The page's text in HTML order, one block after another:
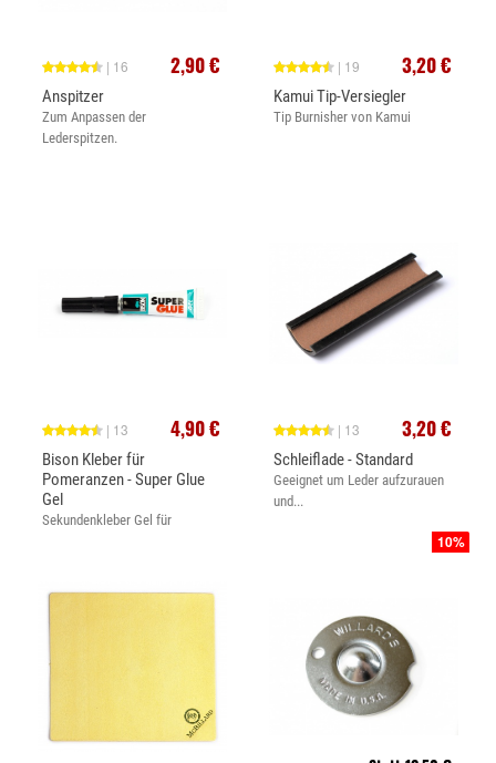
2,90 €
| 16
Anspitzer
Zum Anpassen der
Lederspitzen.
3,20 €
| 19
Kamui Tip-Versiegler
Tip Burnisher von Kamui
4,90 €
| 13
Bison Kleber für
Pomeranzen - Super Glue
Gel
Sekundenkleber Gel für
3,20 €
| 13
Schleiflade - Standard
Geeignet um Leder aufzurauen
und...
10%